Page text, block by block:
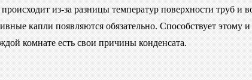
из-за разницы температур поверхности труб
капли появляются обязательно. Способствует
комнате есть свои причины конденсата.